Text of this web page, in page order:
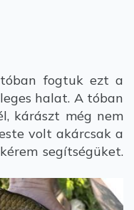
fogtuk ezt a
halat. A tóban
kárászt még nem
volt akárcsak a
segítségüket.